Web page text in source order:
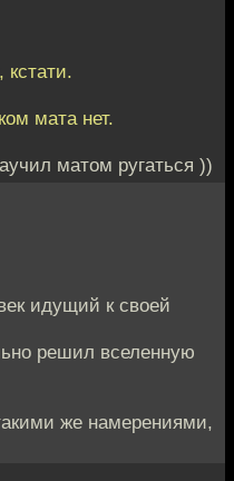
мата нет.
матом ругаться ))
идущий к своей
решил вселенную
же намерениями,